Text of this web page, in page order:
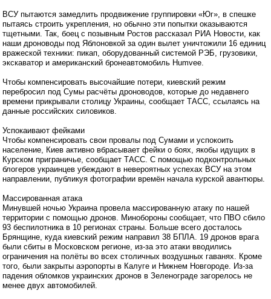
ВСУ пытаются замедлить продвижение группировки «Юг», в спешке
пытаясь строить укрепления, но обычно эти попытки оказываются
тщетными. Так, боец с позывным Ростов рассказал РИА Новости, как
наши дроноводы под Яблоновкой за один вылет уничтожили 16 единиц
вражеской техники: пикап, оборудованный системой РЭБ, грузовики,
экскаватор и американский бронеавтомобиль Humvee.
Чтобы компенсировать высочайшие потери, киевский режим
перебросил под Сумы расчёты дроноводов, которые до недавнего
времени прикрывали столицу Украины, сообщает ТАСС, ссылаясь на
данные российских силовиков.
Успокаивают фейками
Чтобы компенсировать свои провалы под Сумами и успокоить
население, Киев активно вбрасывает фейки о боях, якобы идущих в
Курском приграничье, сообщает ТАСС. С помощью подконтрольных
блогеров украинцев убеждают в невероятных успехах ВСУ на этом
направлении, публикуя фотографии времён начала курской авантюры.
Массированная атака
Минувшей ночью Украина провела массированную атаку по нашей
территории с помощью дронов. Минобороны сообщает, что ПВО сбило
93 беспилотника в 10 регионах страны. Больше всего досталось
Брянщине, куда киевский режим направил 38 БПЛА. 19 дронов врага
были сбиты в Московском регионе, из-за это атаки вводились
ограничения на полёты во всех столичных воздушных гаванях. Кроме
того, были закрыты аэропорты в Калуге и Нижнем Новгороде. Из-за
падения обломков украинских дронов в Зеленограде загорелось не
менее двух автомобилей.